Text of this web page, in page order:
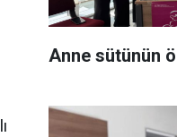
Anne sütünün